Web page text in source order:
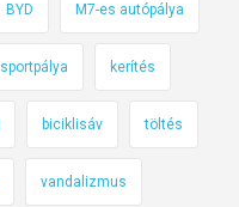
BYD M7-es autópálya
sportpálya kerítés
biciklisáv töltés
vandalizmus